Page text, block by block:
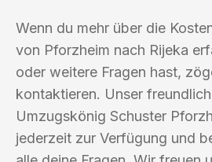
Wenn du mehr über die
von Pforzheim nach Rijeka
oder weitere Fragen hast,
kontaktieren. Unser
Umzugskönig Schuster
jederzeit zur Verfügung und